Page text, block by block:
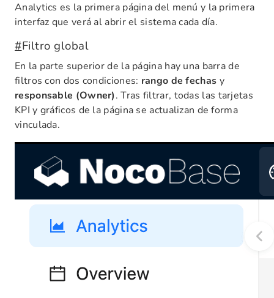
Analytics es la primera página del menú y la primera
interfaz que verá al abrir el sistema cada día.
#Filtro global
En la parte superior de la página hay una barra de
filtros con dos condiciones: rango de fechas y
responsable (Owner). Tras filtrar, todas las tarjetas
KPI y gráficos de la página se actualizan de forma
vinculada.